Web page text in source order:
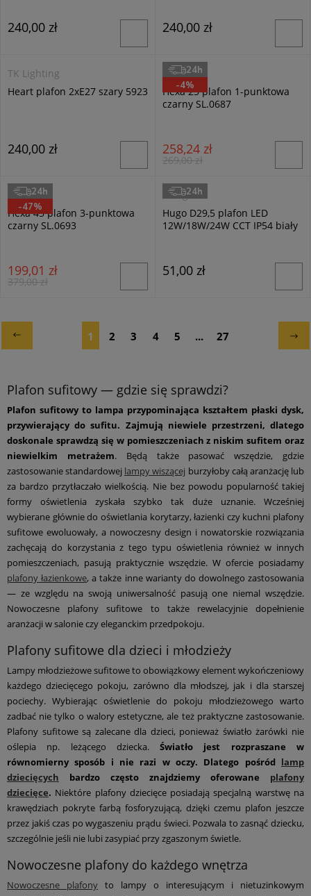
240,00 zł 240,00 zł
TK Lighting
Heart plafon 2xE27 szary 5923
240,00 zł
Sollux
Hexa 25 plafon 1-punktowa
czarny SL.0687
258,24 zł
269,00 zł
24h
-4%
Sollux
Hexa 45 plafon 3-punktowa
czarny SL.0693
199,01 zł
379,00 zł
24h
-47%
Milagro
Hugo D29,5 plafon LED
12W/18W/24W CCT IP54 biały
51,00 zł
24h
1 2 3 4 5 ... 27
Plafon sufitowy — gdzie się sprawdzi?
Plafon sufitowy to lampa przypominająca kształtem płaski dysk,
przywierający do sufitu. Zajmują niewiele przestrzeni, dlatego
doskonale sprawdzą się w pomieszczeniach z niskim sufitem oraz
niewielkim metrażem. Będą także pasować wszędzie, gdzie
zastosowanie standardowej lampy wiszącej burzyłoby całą aranżację lub
za bardzo przytłaczało wielkością. Nie bez powodu popularność takiej
formy oświetlenia zyskała szybko tak duże uznanie. Wcześniej
wybierane głównie do oświetlania korytarzy, łazienki czy kuchni plafony
sufitowe ewoluowały, a nowoczesny design i nowatorskie rozwiązania
zachęcają do korzystania z tego typu oświetlenia również w innych
pomieszczeniach, pasują praktycznie wszędzie. W ofercie posiadamy
plafony łazienkowe, a także inne warianty do dowolnego zastosowania
— ze względu na swoją uniwersalność pasują one niemal wszędzie.
Nowoczesne plafony sufitowe to także rewelacyjnie dopełnienie
aranżacji w salonie czy eleganckim przedpokoju.
Plafony sufitowe dla dzieci i młodzieży
Lampy młodzieżowe sufitowe to obowiązkowy element wykończeniowy
każdego dziecięcego pokoju, zarówno dla młodszej, jak i dla starszej
pociechy. Wybierając oświetlenie do pokoju młodzieżowego warto
zadbać nie tylko o walory estetyczne, ale też praktyczne zastosowanie.
Plafony sufitowe są zalecane dla dzieci, ponieważ światło żarówki nie
oślepia np. leżącego dziecka.Światło jest rozpraszane w
równomierny sposób i nie razi w oczy. Dlatego pośród lamp
dziecięcych bardzo często znajdziemy oferowane plafony
dziecięce. Niektóre plafony dziecięce posiadają specjalną warstwę na
krawędziach pokryte farbą fosforyzującą, dzięki czemu plafon jeszcze
przez jakiś czas po wygaszeniu prądu świeci. Pozwala to zasnąć dziecku,
szczególnie jeśli nie lubi zasypiać przy zgaszonym świetle.
Nowoczesne plafony do każdego wnętrza
Nowoczesne plafony to lampy o interesującym i nietuzinkowym